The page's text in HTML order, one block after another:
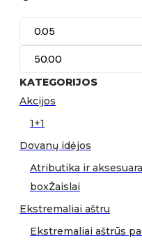
KATEGORIJOS
Akcijos
1+1
Dovanų idėjos
Atributika ir
boxŽaislai
Ekstremaliai aštru
Ekstremaliai aštrūs